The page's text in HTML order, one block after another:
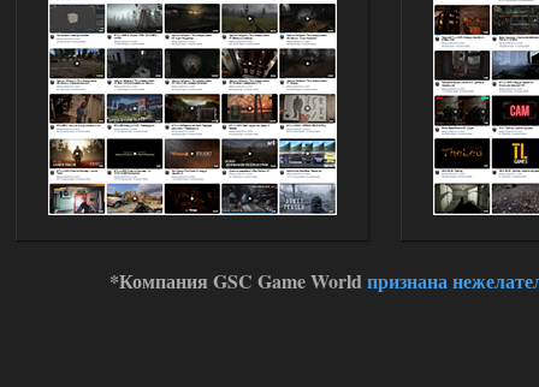
*Компания GSC Game Worldпризнана